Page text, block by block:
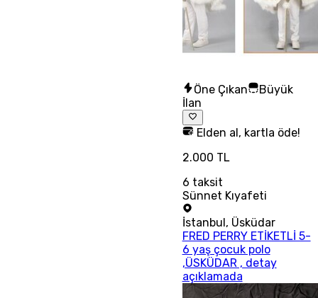
Öne Çıkan
Büyük
İlan
Elden al, kartla öde!
2.000 TL
6 taksit
Sünnet Kıyafeti
İstanbul, Üsküdar
FRED PERRY ETİKETLİ 5-
6 yaş çocuk polo
,ÜSKÜDAR , detay
açıklamada